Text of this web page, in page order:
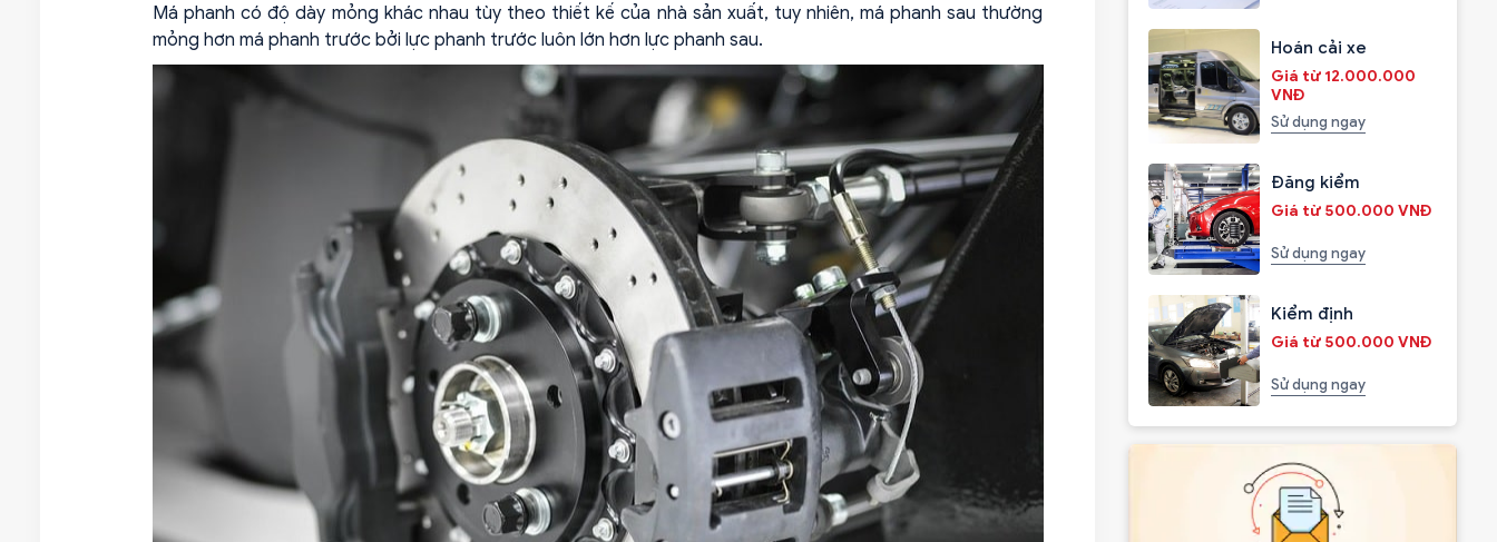
Má phanh có độ dày mỏng khác nhau tùy theo thiết kế của nhà sản xuất, tuy nhiên, má phanh sau thường
mỏng hơn má phanh trước bởi lực phanh trước luôn lớn hơn lực phanh sau.
Hoán cải xe
Giá từ 12.000.000
VNĐ
Sử dụng ngay
Đăng kiểm
Giá từ 500.000 VNĐ
Sử dụng ngay
Kiểm định
Giá từ 500.000 VNĐ
Sử dụng ngay